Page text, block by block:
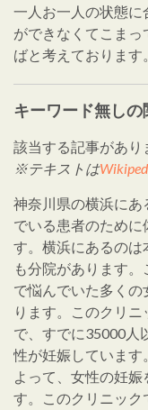
一人お一人の状態に
ができなくてこま
ばと考えております。
キーワード無しの
該当する記事があり
※テキストは
神奈川県の横浜に
でいる患者のために
す。横浜にあるのは
も分院があります
で悩んでいた多く
ります。このクリ
で、すでに35000人
性が妊娠しています
よって、女性の妊
す。このクリニッ